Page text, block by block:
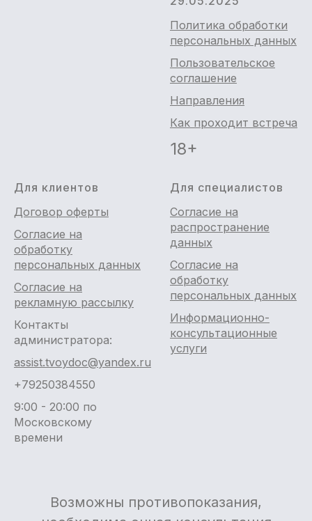
Политика обработки
персональных данных
Пользовательское
соглашение
Направления
Как проходит встреча
18+
Для клиентов
Договор оферты
Согласие на
обработку
персональных данных
Согласие на
рекламную рассылку
Контакты
администратора:
assist.tvoydoc@yandex.ru
+79250384550
9:00 - 20:00 по
Московскому
времени
Для специалистов
Согласие на
распространение
данных
Согласие на
обработку
персональных данных
Информационно-
консультационные
услуги
Возможны противопоказания,